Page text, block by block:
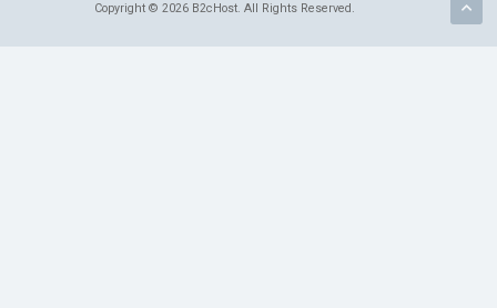
Copyright © 2026 B2cHost. All Rights Reserved.